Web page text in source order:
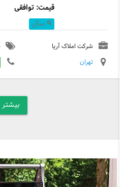
قیمت: توافقی
سال
شرکت املاک آریا
تهران
بیشتر